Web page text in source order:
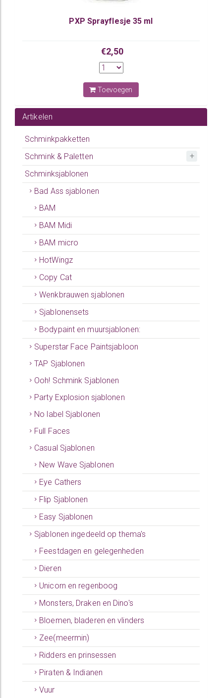
PXP Sprayflesje 35 ml
€2,50
Toevoegen
Artikelen
Schminkpakketten
Schmink & Paletten
Schminksjablonen
Bad Ass sjablonen
BAM
BAM Midi
BAM micro
HotWingz
Copy Cat
Wenkbrauwen sjablonen
Sjablonensets
Bodypaint en muursjablonen:
Superstar Face Paintsjabloon
TAP Sjablonen
Ooh! Schmink Sjablonen
Party Explosion sjablonen
No label Sjablonen
Full Faces
Casual Sjablonen
New Wave Sjablonen
Eye Cathers
Flip Sjablonen
Easy Sjablonen
Sjablonen ingedeeld op thema's
Feestdagen en gelegenheden
Dieren
Unicorn en regenboog
Monsters, Draken en Dino's
Bloemen, bladeren en vlinders
Zee(meermin)
Ridders en prinsessen
Piraten & Indianen
Vuur